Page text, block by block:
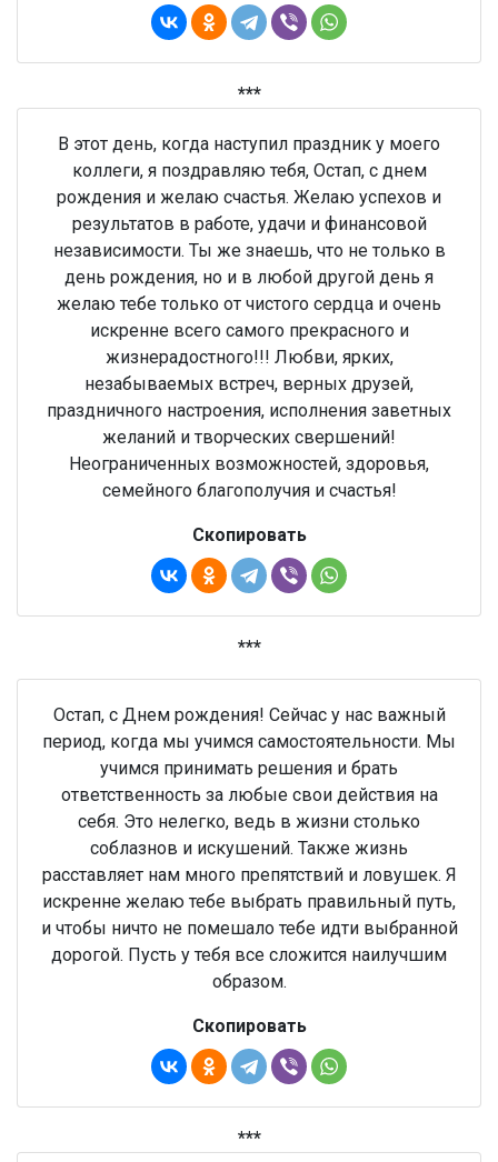
***
В этот день, когда наступил праздник у моего
коллеги, я поздравляю тебя, Остап, с днем
рождения и желаю счастья. Желаю успехов и
результатов в работе, удачи и финансовой
независимости. Ты же знаешь, что не только в
день рождения, но и в любой другой день я
желаю тебе только от чистого сердца и очень
искренне всего самого прекрасного и
жизнерадостного!!! Любви, ярких,
незабываемых встреч, верных друзей,
праздничного настроения, исполнения заветных
желаний и творческих свершений!
Неограниченных возможностей, здоровья,
семейного благополучия и счастья!
Скопировать
***
Остап, с Днем рождения! Сейчас у нас важный
период, когда мы учимся самостоятельности. Мы
учимся принимать решения и брать
ответственность за любые свои действия на
себя. Это нелегко, ведь в жизни столько
соблазнов и искушений. Также жизнь
расставляет нам много препятствий и ловушек. Я
искренне желаю тебе выбрать правильный путь,
и чтобы ничто не помешало тебе идти выбранной
дорогой. Пусть у тебя все сложится наилучшим
образом.
Скопировать
***